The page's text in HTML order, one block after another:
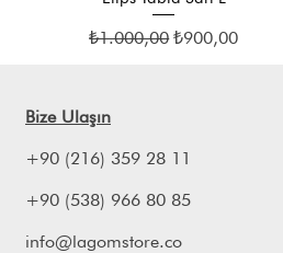
Normal Fiyat
₺1.000,00İndirimli Fiyat
₺900,00
Bize Ulaşın
+90 (216) 359 28 11
+90 (538) 966 80 85
info@lagomstore.co